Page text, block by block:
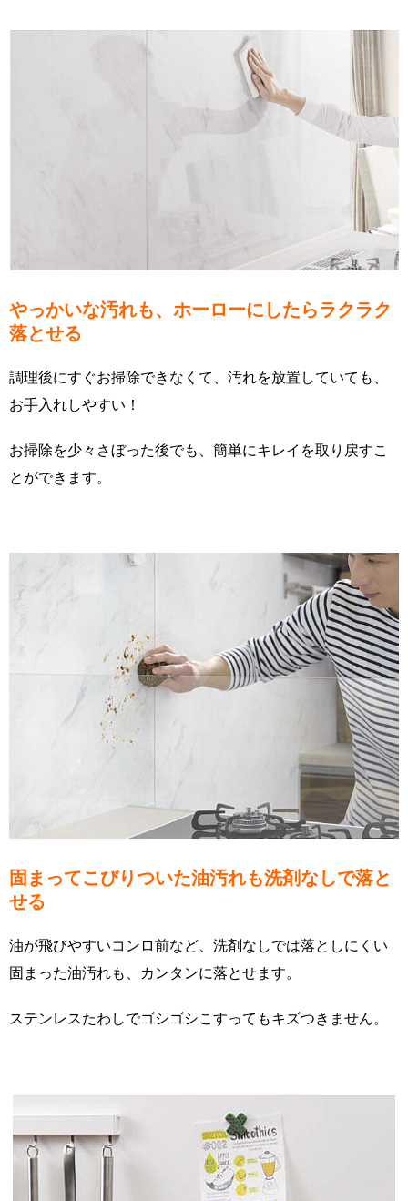
やっかいな汚れも、ホーローにしたらラクラク
落とせる
調理後にすぐお掃除できなくて、汚れを放置していても、
お手入れしやすい！
お掃除を少々さぼった後でも、簡単にキレイを取り戻すこ
とができます。
固まってこびりついた油汚れも洗剤なしで落と
せる
油が飛びやすいコンロ前など、洗剤なしでは落としにくい
固まった油汚れも、カンタンに落とせます。
ステンレスたわしでゴシゴシこすってもキズつきません。